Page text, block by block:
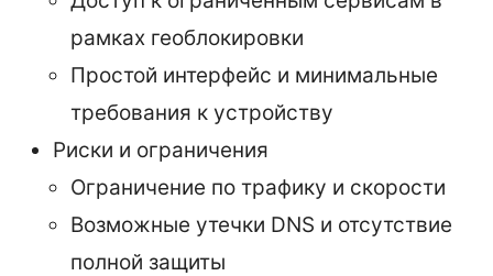
рамках геоблокировки
Простой интерфейс и минимальные
требования к устройству
Риски и ограничения
Ограничение по трафику и скорости
Возможные утечки DNS и отсутствие
полной защиты